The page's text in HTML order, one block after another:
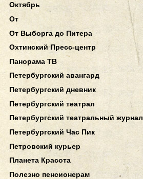
Октябрь
От
От Выборга до Питера
Охтинский Пресс-центр
Панорама ТВ
Петербургский авангард
Петербургский дневник
Петербургский театрал
Петербургский театральный журнал
Петербургский Час Пик
Петровский курьер
Планета Красота
Полезно пенсионерам